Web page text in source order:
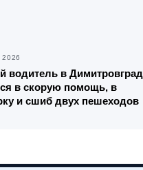
водитель в
в скорую помощь, в
и сшиб двух пешеходов